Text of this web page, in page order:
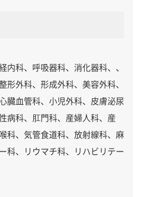
内科、呼吸器科、消化器科、、
形外科、形成外科、美容外科、
臓血管科、小児外科、皮膚泌尿
病科、肛門科、産婦人科、産
科、気管食道科、放射線科、麻
科、リウマチ科、リハビリテー